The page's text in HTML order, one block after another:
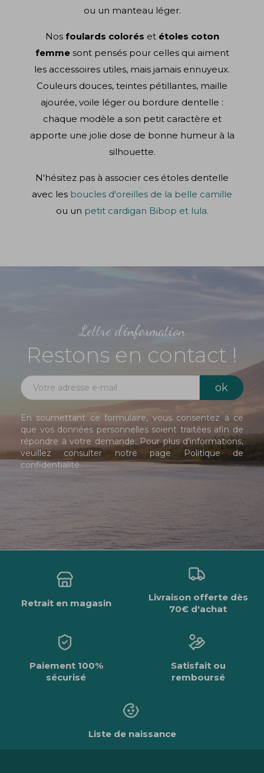
ou un manteau léger.
Nos foulards colorés et étoles coton
femmesont pensés pour celles qui aiment
les accessoires utiles, mais jamais ennuyeux.
Couleurs douces, teintes pétillantes, maille
ajourée, voile léger ou bordure dentelle :
chaque modèle a son petit caractère et
apporte une jolie dose de bonne humeur à la
silhouette.
N'hésitez pas à associer ces étoles dentelle
avec les boucles d'oreilles de la belle camille
ou un petit cardigan Bibop et lula.
Lettre d'information
Restons en contact !
En soumettant ce formulaire, vous consentez à ce
que vos données personnelles soient traitées afin de
répondre à votre demande. Pour plus d’informations,
veuillez consulter notre page Politique de
confidentialité.
Retrait en magasin
Livraison offerte dès
70€ d'achat
Paiement 100%
sécurisé
Satisfait ou
remboursé
Liste de naissance